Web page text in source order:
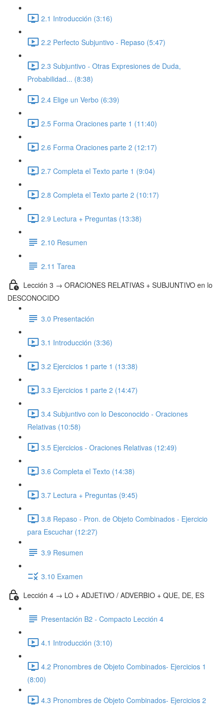
2.1 Introducción (3:16)
2.2 Perfecto Subjuntivo - Repaso (5:47)
2.3 Subjuntivo - Otras Expresiones de Duda,
Probabilidad... (8:38)
2.4 Elige un Verbo (6:39)
2.5 Forma Oraciones parte 1 (11:40)
2.6 Forma Oraciones parte 2 (12:17)
2.7 Completa el Texto parte 1 (9:04)
2.8 Completa el Texto parte 2 (10:17)
2.9 Lectura + Preguntas (13:38)
2.10 Resumen
2.11 Tarea
Lección 3 → ORACIONES RELATIVAS + SUBJUNTIVO en lo
DESCONOCIDO
3.0 Presentación
3.1 Introducción (3:36)
3.2 Ejercicios 1 parte 1 (13:38)
3.3 Ejercicios 1 parte 2 (14:47)
3.4 Subjuntivo con lo Desconocido - Oraciones
Relativas (10:58)
3.5 Ejercicios - Oraciones Relativas (12:49)
3.6 Completa el Texto (14:38)
3.7 Lectura + Preguntas (9:45)
3.8 Repaso - Pron. de Objeto Combinados - Ejercicio
para Escuchar (12:27)
3.9 Resumen
3.10 Examen
Lección 4 → LO + ADJETIVO / ADVERBIO + QUE, DE, ES
Presentación B2 - Compacto Lección 4
4.1 Introducción (3:10)
4.2 Pronombres de Objeto Combinados- Ejercicios 1
(8:00)
4.3 Pronombres de Objeto Combinados- Ejercicios 2